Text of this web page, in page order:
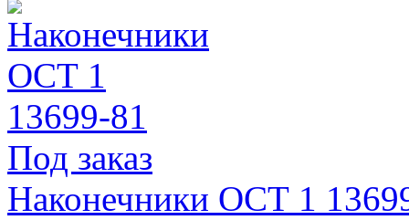
Под заказ
Наконечники ОСТ 1